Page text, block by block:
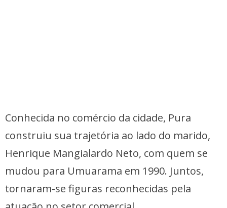
Conhecida no comércio da cidade, Pura
construiu sua trajetória ao lado do marido,
Henrique Mangialardo Neto, com quem se
mudou para Umuarama em 1990. Juntos,
tornaram-se figuras reconhecidas pela